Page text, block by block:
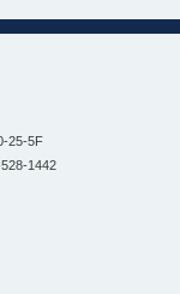
25-5F
1442